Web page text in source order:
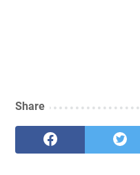
Share